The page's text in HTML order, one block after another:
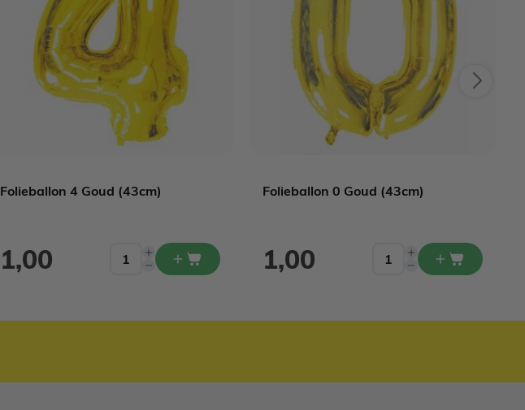
Folieballon 4 Goud (43cm)
1,00
Folieballon 0 Goud (43cm)
1,00